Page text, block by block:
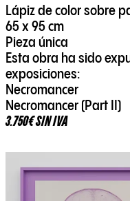
Lápiz de color sobre
65 x 95 cm
Pieza única
Esta obra ha sido
exposiciones:
Necromancer
Necromancer (Part II)
3.750€ SIN IVA